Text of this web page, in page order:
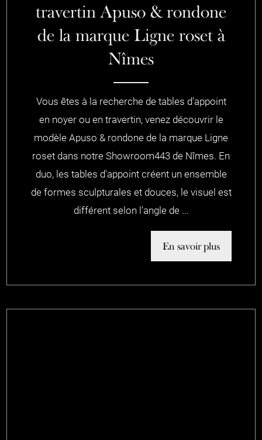
travertin Apuso & rondone
de la marque Ligne roset à
Nîmes
Vous êtes à la recherche de tables d'appoint
en noyer ou en travertin, venez découvrir le
modèle Apuso & rondone de la marque Ligne
roset dans notre Showroom443 de Nîmes. En
duo, les tables d'appoint créent un ensemble
de formes sculpturales et douces, le visuel est
différent selon l'angle de ...
En savoir plus